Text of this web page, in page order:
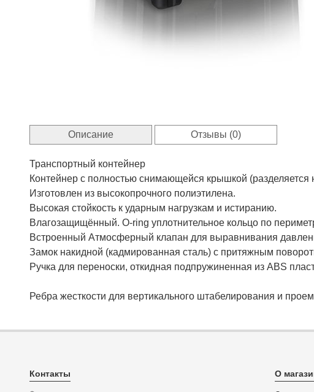
Описание Отзывы (0)
Транспортный контейнер
Контейнер с полностью снимающейся крышкой
Изготовлен из высокопрочного полиэтилена.
Высокая стойкость к ударным нагрузкам и истиранию.
Влагозащищённый. O-ring уплотнительное кольцо по
Встроенный Атмосферный клапан для выравнивания
Замок накидной (кадмированная сталь) с притяжным
Ручка для переноски, откидная подпружиненная из ABS
Ребра жесткости для вертикального штабелирования и
Контакты О